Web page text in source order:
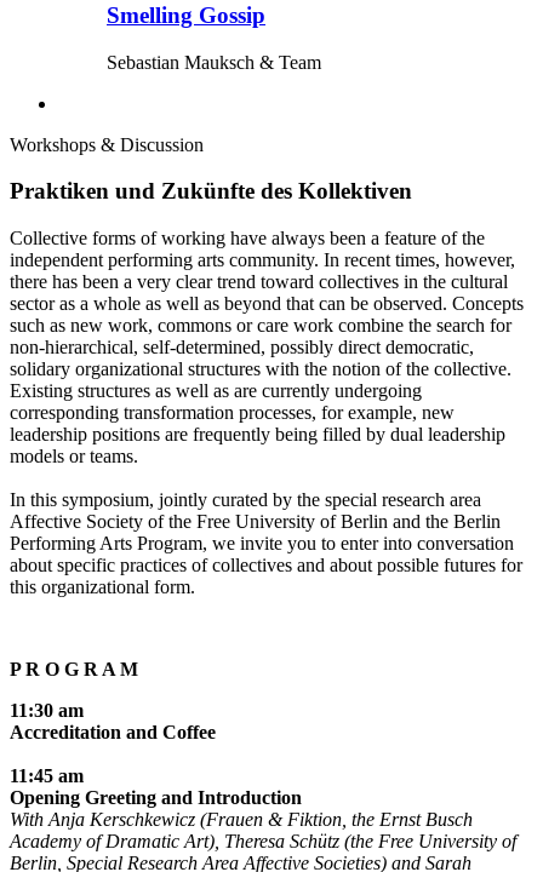
Smelling Gossip
Sebastian Mauksch & Team
Workshops & Discussion
Praktiken und Zukünfte des Kollektiven
Collective forms of working have always been a feature of the
independent performing arts community. In recent times, however,
there has been a very clear trend toward collectives in the cultural
sector as a whole as well as beyond that can be observed. Concepts
such as new work, commons or care work combine the search for
non-hierarchical, self-determined, possibly direct democratic,
solidary organizational structures with the notion of the collective.
Existing structures as well as are currently undergoing
corresponding transformation processes, for example, new
leadership positions are frequently being filled by dual leadership
models or teams.
In this symposium, jointly curated by the special research area
Affective Society of the Free University of Berlin and the Berlin
Performing Arts Program, we invite you to enter into conversation
about specific practices of collectives and about possible futures for
this organizational form.
P R O G R A M
11:30 am
Accreditation and Coffee
11:45 am
Opening Greeting and Introduction
With Anja Kerschkewicz (Frauen & Fiktion, the Ernst Busch
Academy of Dramatic Art), Theresa Schütz (the Free University of
Berlin, Special Research Area Affective Societies) and Sarah